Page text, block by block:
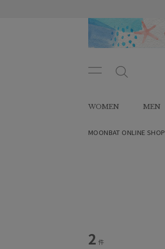
ン
ュ
ー
タ
WOMEN MEN
MOONBAT ONLINE SHOP
2 件